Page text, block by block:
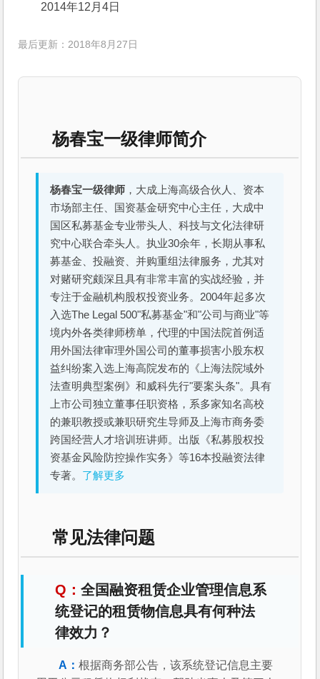
2014年12月4日
最后更新：2018年8月27日
杨春宝一级律师简介
杨春宝一级律师 ，大成上海高级合伙人、资本
市场部主任、国资基金研究中心主任，大成中
国区私募基金专业带头人、科技与文化法律研
究中心联合牵头人。执业30余年，长期从事私
募基金、投融资、并购重组法律服务，尤其对
对赌研究颇深且具有非常丰富的实战经验，并
专注于金融机构股权投资业务。2004年起多次
入选The Legal 500"私募基金"和"公司与商业"等
境内外各类律师榜单，代理的中国法院首例适
用外国法律审理外国公司的董事损害小股东权
益纠纷案入选上海高院发布的《上海法院域外
法查明典型案例》和威科先行"要案头条"。具有
上市公司独立董事任职资格，系多家知名高校
的兼职教授或兼职研究生导师及上海市商务委
跨国经营人才培训班讲师。出版《私募股权投
资基金风险防控操作实务》等16本投融资法律
专著。 了解更多
常见法律问题
全国融资租赁企业管理信息系
统登记的租赁物信息具有何种法
律效力？
根据商务部公告，该系统登记信息主要